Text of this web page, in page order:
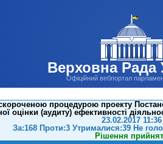
Верховна Рада
Офіційний вебпортал
процедурою проекту
оцінки (аудиту) ефективності
23.02.2017 11:36
За:168 Проти:3 Утрималися:39 Не
Рішення